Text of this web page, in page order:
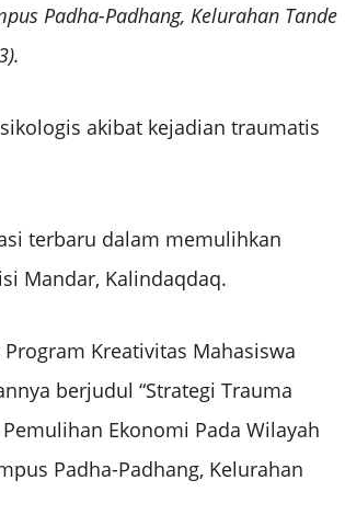
Padha-Padhang, Kelurahan Tande
akibat kejadian traumatis
terbaru dalam memulihkan
Mandar, Kalindaqdaq.
Kreativitas Mahasiswa
berjudul “Strategi Trauma
Ekonomi Pada Wilayah
Padha-Padhang, Kelurahan